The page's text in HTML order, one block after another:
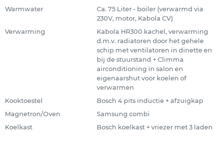
Warmwater
Ca. 75 Liter - boiler (verwarmd via
230V, motor, Kabola CV)
Verwarming
Kabola HR300 kachel, verwarming
d.m.v. radiatoren door het gehele
schip met ventilatoren in dinette en
bij de stuurstand + Climma
airconditioning in salon en
eigenaarshut voor koelen of
verwarmen
Kooktoestel
Bosch 4 pits inductie + afzuigkap
Magnetron/Oven
Samsung combi
Koelkast
Bosch koelkast + vriezer met 3 laden